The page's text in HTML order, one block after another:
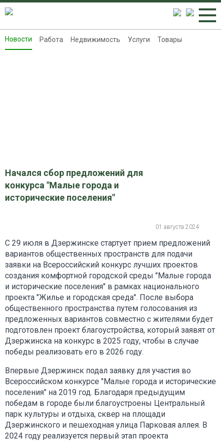
Новости
Новости Работа Недвижимость Услуги Товары
Начался сбор предложений для
конкурса "Малые города и
исторические поселения"
01 августа 2024
С 29 июля в Дзержинске стартует прием предложений
вариантов общественных пространств для подачи
заявки на Всероссийский конкурс лучших проектов
создания комфортной городской среды "Малые города
и исторические поселения" в рамках национального
проекта "Жилье и городская среда". После выбора
общественного пространства путем голосования из
предложенных вариантов совместно с жителями будет
подготовлен проект благоустройства, который заявят от
Дзержинска на конкурс в 2025 году, чтобы в случае
победы реализовать его в 2026 году.
Впервые Дзержинск подал заявку для участия во
Всероссийском конкурсе "Малые города и исторические
поселения" на 2019 год. Благодаря предыдущим
победам в городе были благоустроены Центральный
парк культуры и отдыха, сквер на площади
Дзержинского и пешеходная улица Парковая аллея. В
2024 году реализуется первый этап проекта